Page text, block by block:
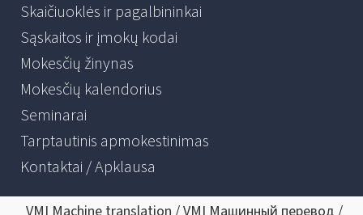
Skaičiuoklės ir pagalbininkai
Sąskaitos ir įmokų kodai
Mokesčių žinynas
Mokesčių kalendorius
Seminarai
Tarptautinis apmokestinimas
Kontaktai / Apklausa